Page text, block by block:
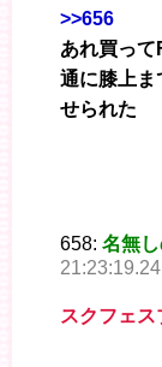
>>656
あれ買っ
通に膝上ま
せられた
658: 名無
スクフェス